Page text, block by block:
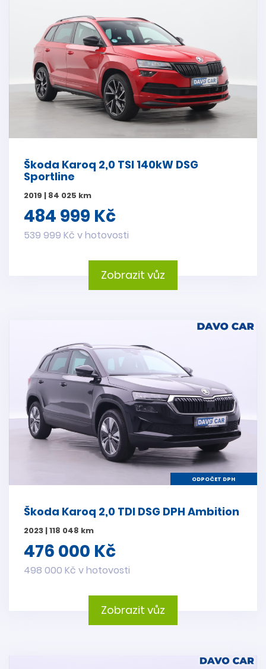
Škoda Karoq 2,0 TSI 140kW DSG
Sportline
2019 | 84 025 km
484 999 Kč
539 999 Kč v hotovosti
Zobrazit vůz
ODPOČET DPH
Škoda Karoq 2,0 TDI DSG DPH Ambition
2023 | 118 048 km
476 000 Kč
498 000 Kč v hotovosti
Zobrazit vůz